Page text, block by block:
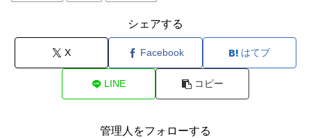
シェアする
X Facebook はてブ
LINE コピー
管理人をフォローする